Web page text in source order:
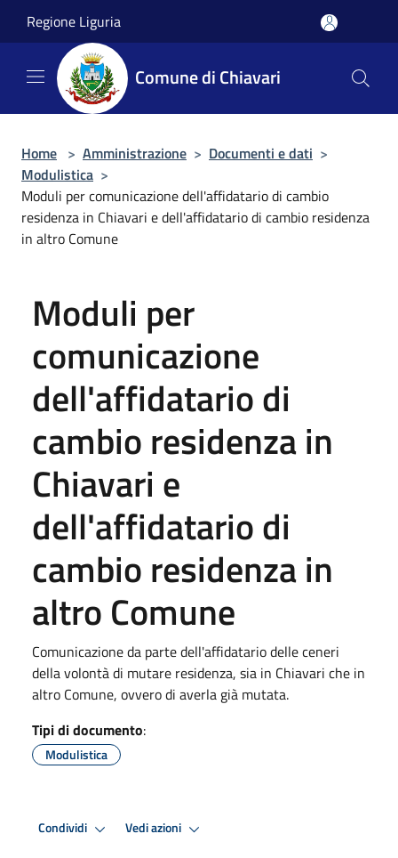
Regione Liguria
Comune di Chiavari
Home > Amministrazione > Documenti e dati >
Modulistica >
Moduli per comunicazione dell'affidatario di cambio
residenza in Chiavari e dell'affidatario di cambio residenza
in altro Comune
Moduli per
comunicazione
dell'affidatario di
cambio residenza in
Chiavari e
dell'affidatario di
cambio residenza in
altro Comune
Comunicazione da parte dell'affidatario delle ceneri
della volontà di mutare residenza, sia in Chiavari che in
altro Comune, ovvero di averla già mutata.
Tipi di documento:
Modulistica
Condividi Vedi azioni